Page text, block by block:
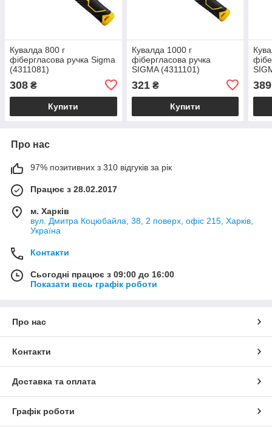
Кувалда 800 г
фібергласова ручка Sigma
(4311081)
308 ₴
Купити
Кувалда 1000 г
фібергласова ручка
SIGMA (4311101)
321₴
Купити
389
Про нас
97% позитивних з 310 відгуків за рік
Працює з 28.02.2017
м. Харків
вул. Дмитра Коцюбайла, 38, 2 поверх, офіс 215, Харків,
Україна
Контакти
Сьогодні працює з 09:00 до 16:00
Показати весь графік роботи
Про нас
Контакти
Доставка та оплата
Графік роботи